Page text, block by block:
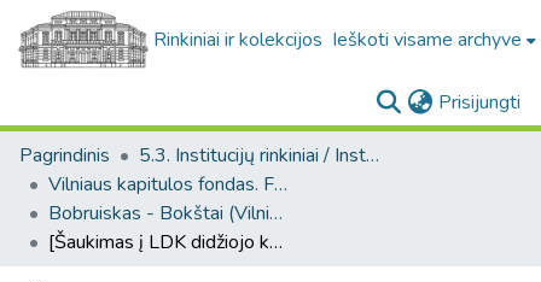
Rinkiniai ir kolekcijos Ieškoti visame archyve
Prisijungti
Pagrindinis
5.3. Institucijų rinkiniai / Institutional collections
Vilniaus kapitulos fondas. F43
Bobruiskas - Bokštai (Vilniaus kapitulos fondas. F43. Bažnytinės valdos)
[Šaukimas į LDK didžiojo kunigaikščio teismą Bervečiaus dvaro (Minsko vaiv.) savininkui [Jonui?] Varpuchovskiui [Varpachovskiui], kurį apskundė Vilniaus kapitula dėl vienos tarnybos užgrobimo Bokštų žemės valdų ir prisijungimo prie savo dvaro]